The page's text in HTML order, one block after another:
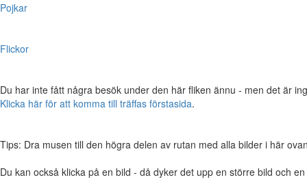
Pojkar
Flickor
Du har inte fått några besök under den här fliken ännu - men det är
Klicka här för att komma till träffas förstasida.
Tips: Dra musen till den högra delen av rutan med alla bilder i här
Du kan också klicka på en bild - då dyker det upp en större bild och